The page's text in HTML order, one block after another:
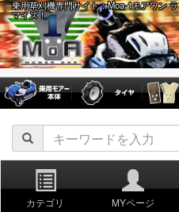
乗用草刈機専門サイト：Moa-1モアワン
マイズ！
カテゴリ MYページ